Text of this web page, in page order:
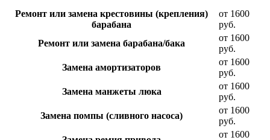
Ремонт или замена крестовины (крепления)
барабана
от 1600
руб.
Ремонт или замена барабана/бака
от 1600
руб.
Замена амортизаторов
от 1600
руб.
Замена манжеты люка
от 1600
руб.
Замена помпы (сливного насоса)
от 1600
руб.
от 1600